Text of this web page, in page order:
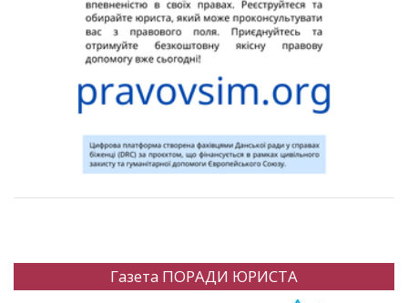
Газета ПОРАДИ ЮРИСТА